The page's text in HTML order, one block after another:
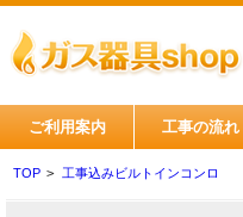
ご利用案内 工事の流れ
TOP > 工事込みビルトインコンロ